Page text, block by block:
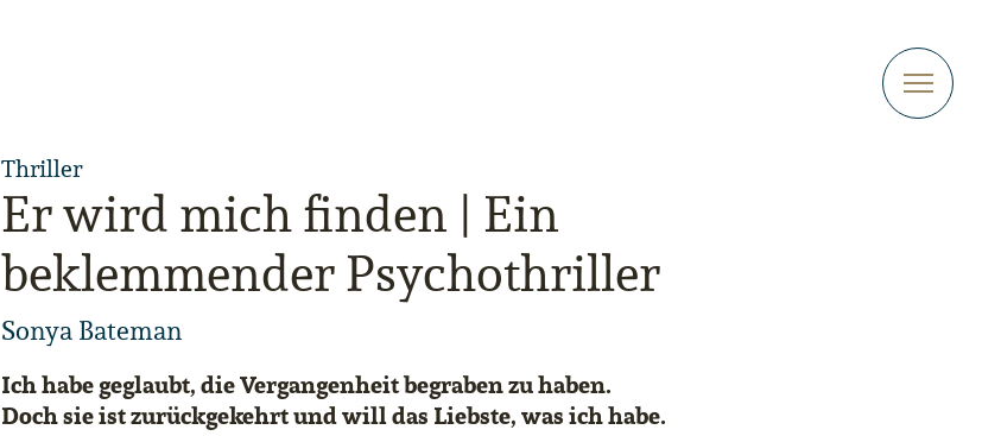
Er wird mich finden | Ein
beklemmender Psychothriller
Sonya Bateman
Thriller
Ich habe geglaubt, die Vergangenheit begraben zu haben.
Doch sie ist zurückgekehrt und will das Liebste, was ich habe.